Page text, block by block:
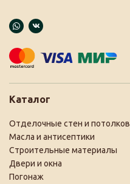
Каталог
Отделочные стен и потолков
Масла и антисептики
Строительные материалы
Двери и окна
Погонаж